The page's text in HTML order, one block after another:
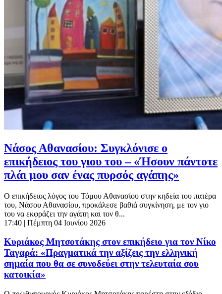
Νάσος Αθανασίου: Συγκλόνισε ο
επικήδειος του γιου του – «Ήσουν πάντοτε
πλάι μου σαν ένας πυρσός αγάπης»
Ο επικήδειος λόγος του Τόμου Αθανασίου στην κηδεία του πατέρα
του, Νάσου Αθανασίου, προκάλεσε βαθιά συγκίνηση, με τον γιο
του να εκφράζει την αγάπη και τον θ...
17:40 | Πέμπτη 04 Ιουνίου 2026
Κυριάκος Μητσοτάκης στον επικήδειο για τον Νίκο
Ταγαρά: «Πραγματικά την αξίζεις την ελληνική
σημαία που θα σε συνοδεύει στην τελευταία σου
κατοικία»